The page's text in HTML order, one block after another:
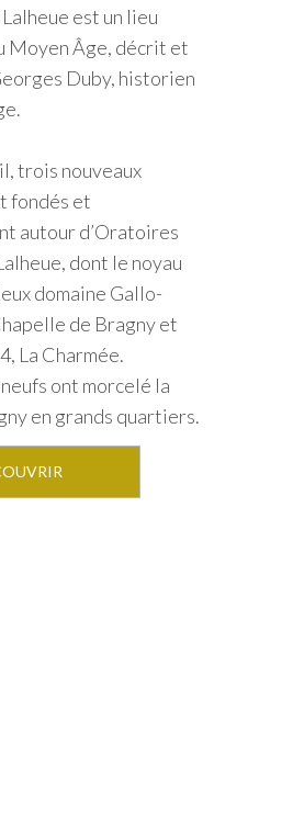
est un lieu
Moyen Âge, décrit et
Duby, historien
trois nouveaux
fondés et
autour d’Oratoires
dont le noyau
domaine Gallo-
de Bragny et
La Charmée.
ont morcelé la
en grands quartiers.